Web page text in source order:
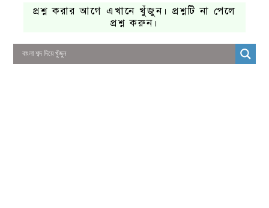
প্রশ্ন করার আগে এখানে খুঁজুন। প্রশ্নটি না পেলে
প্রশ্ন করুন।